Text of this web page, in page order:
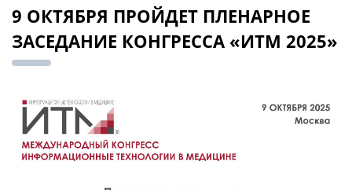
9 ОКТЯБРЯ ПРОЙДЕТ ПЛЕНАРНОЕ
ЗАСЕДАНИЕ КОНГРЕССА «ИТМ 2025»